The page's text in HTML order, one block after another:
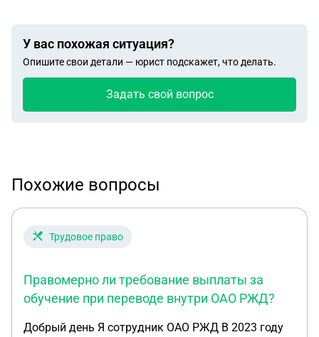
У вас похожая ситуация?
Опишите свои детали — юрист подскажет, что делать.
Задать свой вопрос
Похожие вопросы
Трудовое право
Правомерно ли требование выплаты за
обучение при переводе внутри ОАО РЖД?
Добрый день Я сотрудник ОАО РЖД В 2023 году